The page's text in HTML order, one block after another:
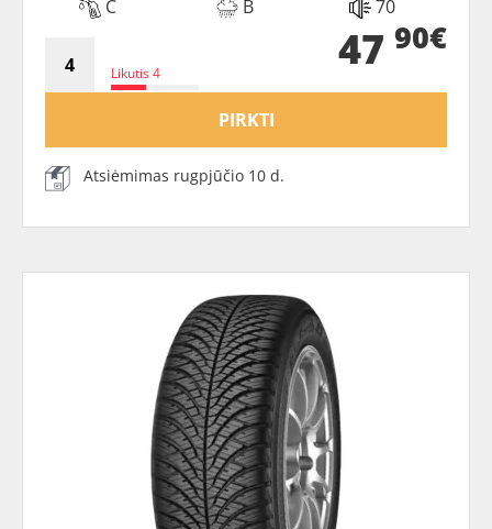
C
B 70
Likutis 4 47 90€
PIRKTI
Atsiėmimas rugpjūčio 10 d.